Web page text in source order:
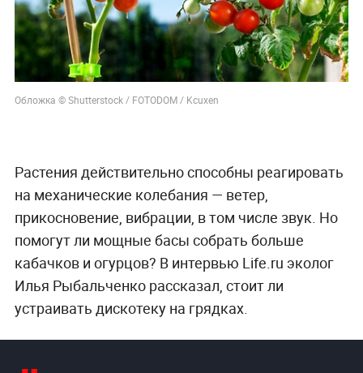
Обложка © Shutterstock / FOTODOM / Kcuxen
Растения действительно способны реагировать
на механические колебания — ветер,
прикосновение, вибрации, в том числе звук. Но
помогут ли мощные басы собрать больше
кабачков и огурцов? В интервью Life.ru эколог
Илья Рыбальченко рассказал, стоит ли
устраивать дискотеку на грядках.